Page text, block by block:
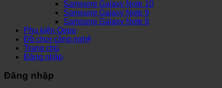
Samsung Galaxy Note 10
Samsung Galaxy Note 9
Samsung Galaxy Note 8
Phụ kiện Oppo
Đồ chơi công nghệ
Trang chủ
Đăng nhập
Đăng nhập